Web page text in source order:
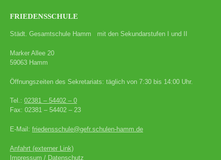
FRIEDENSSCHULE
Städt. Gesamtschule Hamm mit den Sekundarstufen I und II
Marker Allee 20
59063 Hamm
Öffnungszeiten des Sekretariats: täglich von 7:30 bis 14:00 Uhr.
Tel.: 02381 – 54402 – 0
Fax: 02381 – 54402 – 23
E-Mail: friedensschule@gefr.schulen-hamm.de
Anfahrt (externer Link)
Impressum / Datenschutz